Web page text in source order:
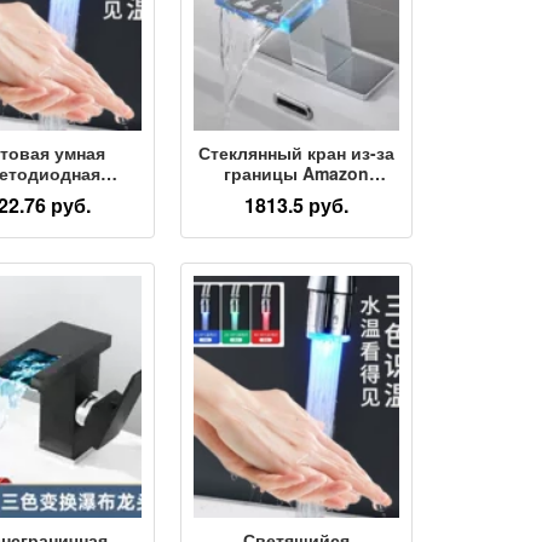
умная
насадка
воды с
водяная
красочный
барботер,
насадка
воды
руб.
Стеклянный кран из-за
границы Amazon
поставляет
светодиодный
светящийся,
гидроэлектрический
черный водопадный
кран для бассейна
1813.5 руб.